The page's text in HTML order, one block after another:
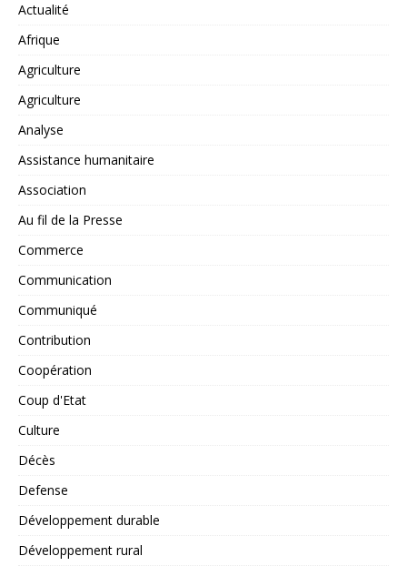
Actualité
Afrique
Agriculture
Agriculture
Analyse
Assistance humanitaire
Association
Au fil de la Presse
Commerce
Communication
Communiqué
Contribution
Coopération
Coup d'Etat
Culture
Décès
Defense
Développement durable
Développement rural